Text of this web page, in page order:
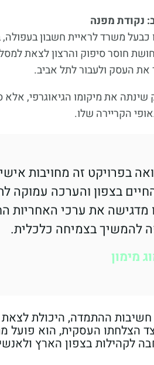
נקודת מפנה
משרד לראיית חשבון בעפולה,
חוסר סיפוק והרצון לצאת
העסק ולעבור לתל אביב.
את מיקומו הגיאוגרפי, אלא
הקריירה שלו.
בפרויקט זה מחויבות
בצפון והערכה עמוקה
מדגישה את ערכי האחריות
להמשיך בצמיחה כלכלית.
מימון
ההתמדה, היכולת לצאת
הצלחתו העסקית, הוא פועל
לקהילות בצפון הארץ